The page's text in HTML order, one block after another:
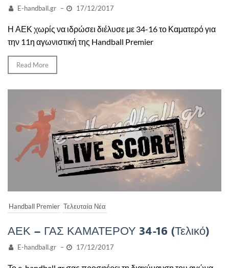
E-handball.gr – 17/12/2017
Η ΑΕΚ χωρίς να ιδρώσει διέλυσε με 34-16 το Καματερό για
την 11η αγωνιστική της Handball Premier
Read More
Handball Premier Τελευταία Νέα
ΑΕΚ – ΓΑΣ ΚΑΜΑΤΕΡΟΥ 34-16 (Τελικό)
E-handball.gr – 17/12/2017